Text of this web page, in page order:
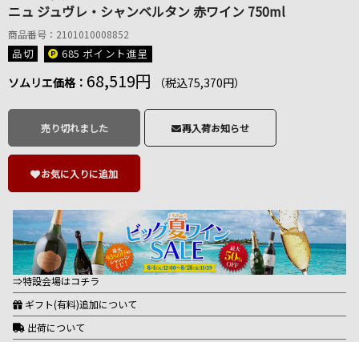
ニュ ジュヴレ・シャンベルタン 赤ワイン 750ml
商品番号：2101010008852
品切 685 ポイント進呈
ソムリエ価格： 68,519円 （税込75,370円）
売り切れました 再入荷お知らせ
お気に入りに追加
⇒特設会場はコチラ
ギフト(有料)追加について
出荷について